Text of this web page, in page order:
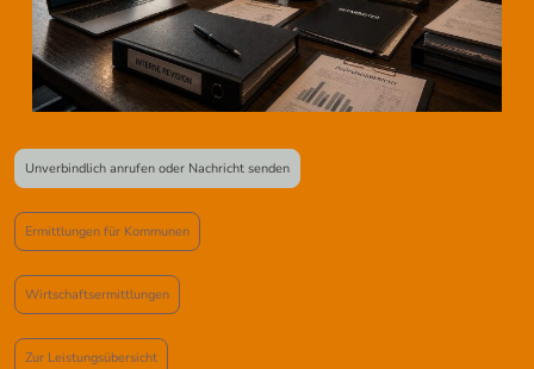
Unverbindlich anrufen oder Nachricht senden
Ermittlungen für Kommunen
Wirtschaftsermittlungen
Zur Leistungsübersicht